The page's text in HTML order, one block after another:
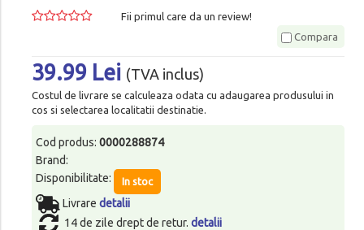
Fii primul care da un review!
Compara
39.99 Lei (TVA inclus)
Costul de livrare se calculeaza odata cu adaugarea produsului in
cos si selectarea localitatii destinatie.
Cod produs: 0000288874
Brand:
Disponibilitate:
In stoc
Livrare detalii
14 de zile drept de retur. detalii